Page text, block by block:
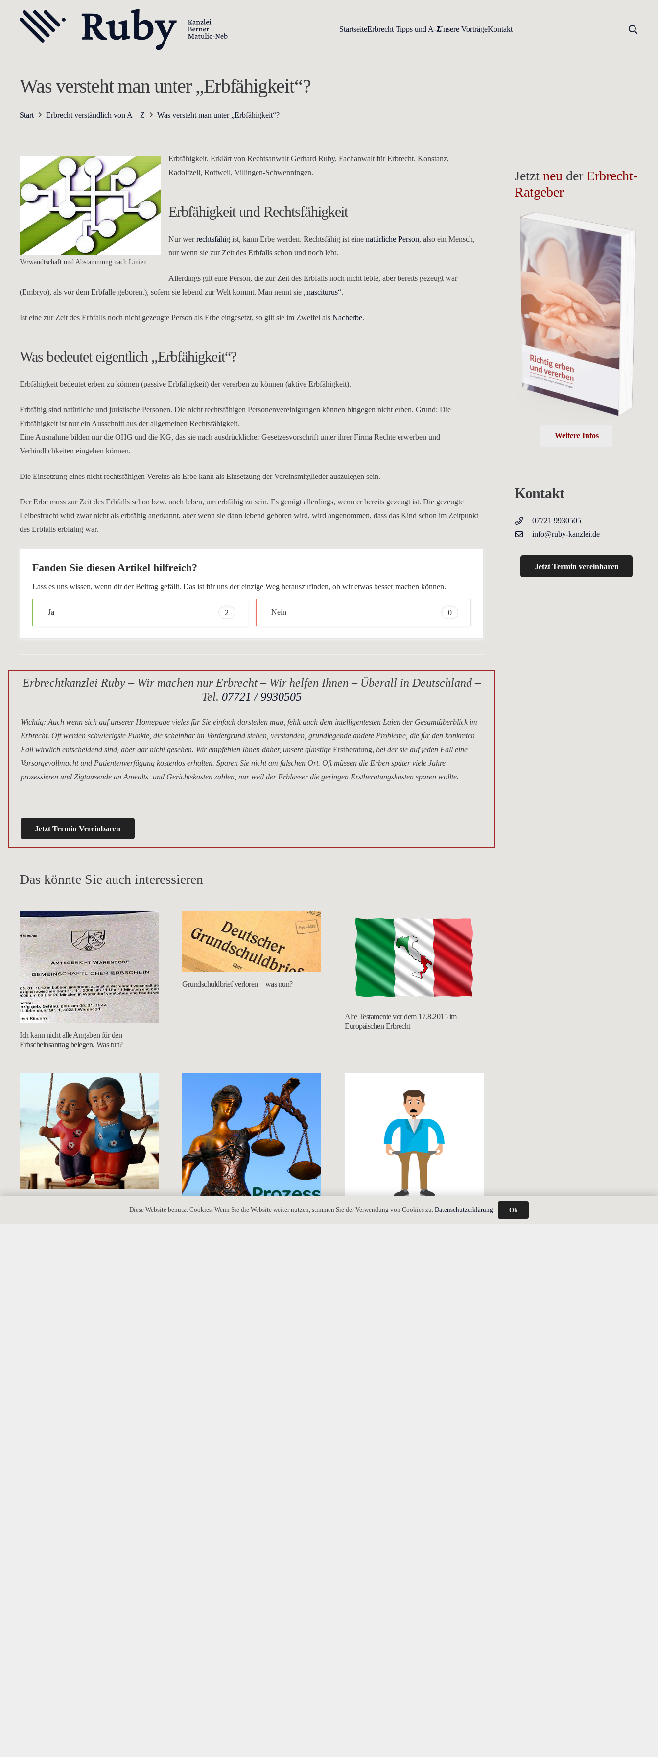
StartseiteErbrecht Tipps und A-ZUnsere VorträgeKontakt
Was versteht man unter „Erbfähigkeit“?
Start Erbrecht verständlich von A – Z Was versteht man unter „Erbfähigkeit“?
Verwandtschaft und Abstammung nach Linien
Erbfähigkeit. Erklärt von Rechtsanwalt Gerhard Ruby, Fachanwalt für Erbrecht. Konstanz,
Radolfzell, Rottweil, Villingen-Schwenningen.
Erbfähigkeit und Rechtsfähigkeit
Nur werrechtsfähig ist, kann Erbe werden. Rechtsfähig ist eine natürliche Person, also ein Mensch,
nur wenn sie zur Zeit des Erbfalls schon und noch lebt.
Allerdings gilt eine Person, die zur Zeit des Erbfalls noch nicht lebte, aber bereits gezeugt war
(Embryo), als vor dem Erbfalle geboren.), sofern sie lebend zur Welt kommt. Man nennt sie „nasciturus“.
Ist eine zur Zeit des Erbfalls noch nicht gezeugte Person als Erbe eingesetzt, so gilt sie im Zweifel als Nacherbe.
Was bedeutet eigentlich „Erbfähigkeit“?
Erbfähigkeit bedeutet erben zu können (passive Erbfähigkeit) der vererben zu können (aktive Erbfähigkeit).
Erbfähig sind natürliche und juristische Personen. Die nicht rechtsfähigen Personenvereinigungen können hingegen nicht erben. Grund: Die
Erbfähigkeit ist nur ein Ausschnitt aus der allgemeinen Rechtsfähigkeit.
Eine Ausnahme bilden nur die OHG und die KG, das sie nach ausdrücklicher Gesetzesvorschrift unter ihrer Firma Rechte erwerben und
Verbindlichkeiten eingehen können.
Die Einsetzung eines nicht rechtsfähigen Vereins als Erbe kann als Einsetzung der Vereinsmitglieder auszulegen sein.
Der Erbe muss zur Zeit des Erbfalls schon bzw. noch leben, um erbfähig zu sein. Es genügt allerdings, wenn er bereits gezeugt ist. Die gezeugte
Leibesfrucht wird zwar nicht als erbfähig anerkannt, aber wenn sie dann lebend geboren wird, wird angenommen, dass das Kind schon im Zeitpunkt
des Erbfalls erbfähig war.
Fanden Sie diesen Artikel hilfreich?
Lass es uns wissen, wenn dir der Beitrag gefällt. Das ist für uns der einzige Weg herauszufinden, ob wir etwas besser machen können.
Ja 2 Nein 0
Erbrechtkanzlei Ruby – Wir machen nur Erbrecht – Wir helfen Ihnen – Überall in Deutschland –
Tel. 07721 / 9930505
Wichtig: Auch wenn sich auf unserer Homepage vieles für Sie einfach darstellen mag, fehlt auch dem intelligentesten Laien der Gesamtüberblick im
Erbrecht. Oft werden schwierigste Punkte, die scheinbar im Vordergrund stehen, verstanden, grundlegende andere Probleme, die für den konkreten
Fall wirklich entscheidend sind, aber gar nicht gesehen. Wir empfehlen Ihnen daher, unsere günstige Erstberatung, bei der sie auf jeden Fall eine
Vorsorgevollmacht und Patientenverfügung kostenlos erhalten. Sparen Sie nicht am falschen Ort. Oft müssen die Erben später viele Jahre
prozessieren und Zigtausende an Anwalts- und Gerichtskosten zahlen, nur weil der Erblasser die geringen Erstberatungskosten sparen wollte.
Jetzt Termin Vereinbaren
Das könnte Sie auch interessieren
Ich kann nicht alle Angaben für den
Erbscheinsantrag belegen. Was tun?
Grundschuldbrief verloren – was nun?
Alte Testamente vor dem 17.8.2015 im
Europäischen Erbrecht
Jetztneu derErbrecht-
Ratgeber
Weitere Infos
Kontakt
07721 9930505
info@ruby-kanzlei.de
Jetzt Termin vereinbaren
Diese Website benutzt Cookies. Wenn Sie die Website weiter nutzen, stimmen Sie der Verwendung von Cookies zu. Datenschutzerklärung Ok